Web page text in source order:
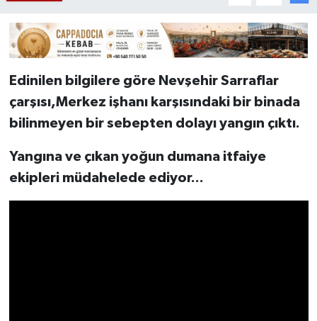
Edinilen bilgilere göre Nevşehir Sarraflar
çarşısı,Merkez işhanı karşısındaki bir binada
bilinmeyen bir sebepten dolayı yangın çıktı.
Yangına ve çıkan yoğun dumana itfaiye
ekipleri müdahelede ediyor...